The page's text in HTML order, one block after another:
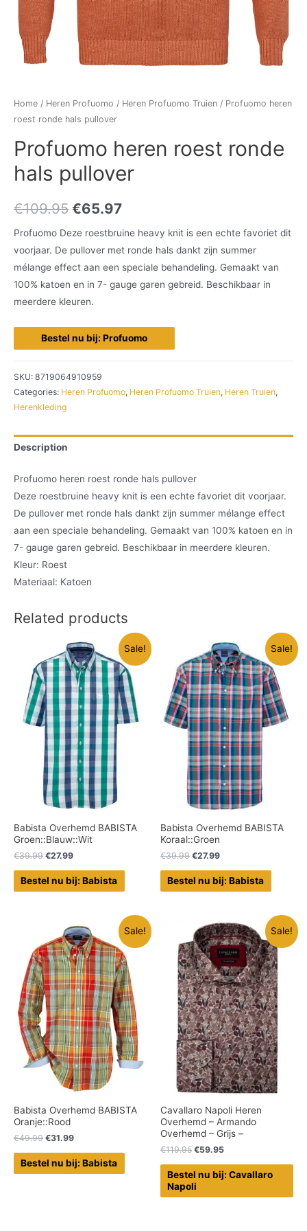
Home / Heren Profuomo / Heren Profuomo Truien / Profuomo heren
roest ronde hals pullover
Profuomo heren roest ronde
hals pullover
€109.95 €65.97
Profuomo Deze roestbruine heavy knit is een echte favoriet dit
voorjaar. De pullover met ronde hals dankt zijn summer
mélange effect aan een speciale behandeling. Gemaakt van
100% katoen en in 7- gauge garen gebreid. Beschikbaar in
meerdere kleuren.
Bestel nu bij: Profuomo
SKU: 8719064910959
Categories: Heren Profuomo, Heren Profuomo Truien, Heren Truien,
Herenkleding
Description
Profuomo heren roest ronde hals pullover
Deze roestbruine heavy knit is een echte favoriet dit voorjaar.
De pullover met ronde hals dankt zijn summer mélange effect
aan een speciale behandeling. Gemaakt van 100% katoen en in
7- gauge garen gebreid. Beschikbaar in meerdere kleuren.
Kleur: Roest
Materiaal: Katoen
Related products
Sale!
Babista Overhemd BABISTA
Groen::Blauw::Wit
€39.99 €27.99
Bestel nu bij: Babista
Sale!
Babista Overhemd BABISTA
Koraal::Groen
€39.99 €27.99
Bestel nu bij: Babista
Sale!
Babista Overhemd BABISTA
Oranje::Rood
€49.99 €31.99
Bestel nu bij: Babista
Sale!
Cavallaro Napoli Heren
Overhemd – Armando
Overhemd – Grijs –
€119.95 €59.95
Bestel nu bij: Cavallaro
Napoli